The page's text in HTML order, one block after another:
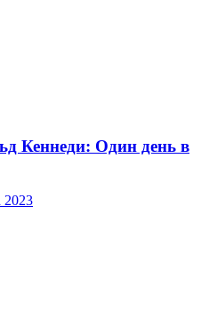
Кеннеди: Один день в
2023